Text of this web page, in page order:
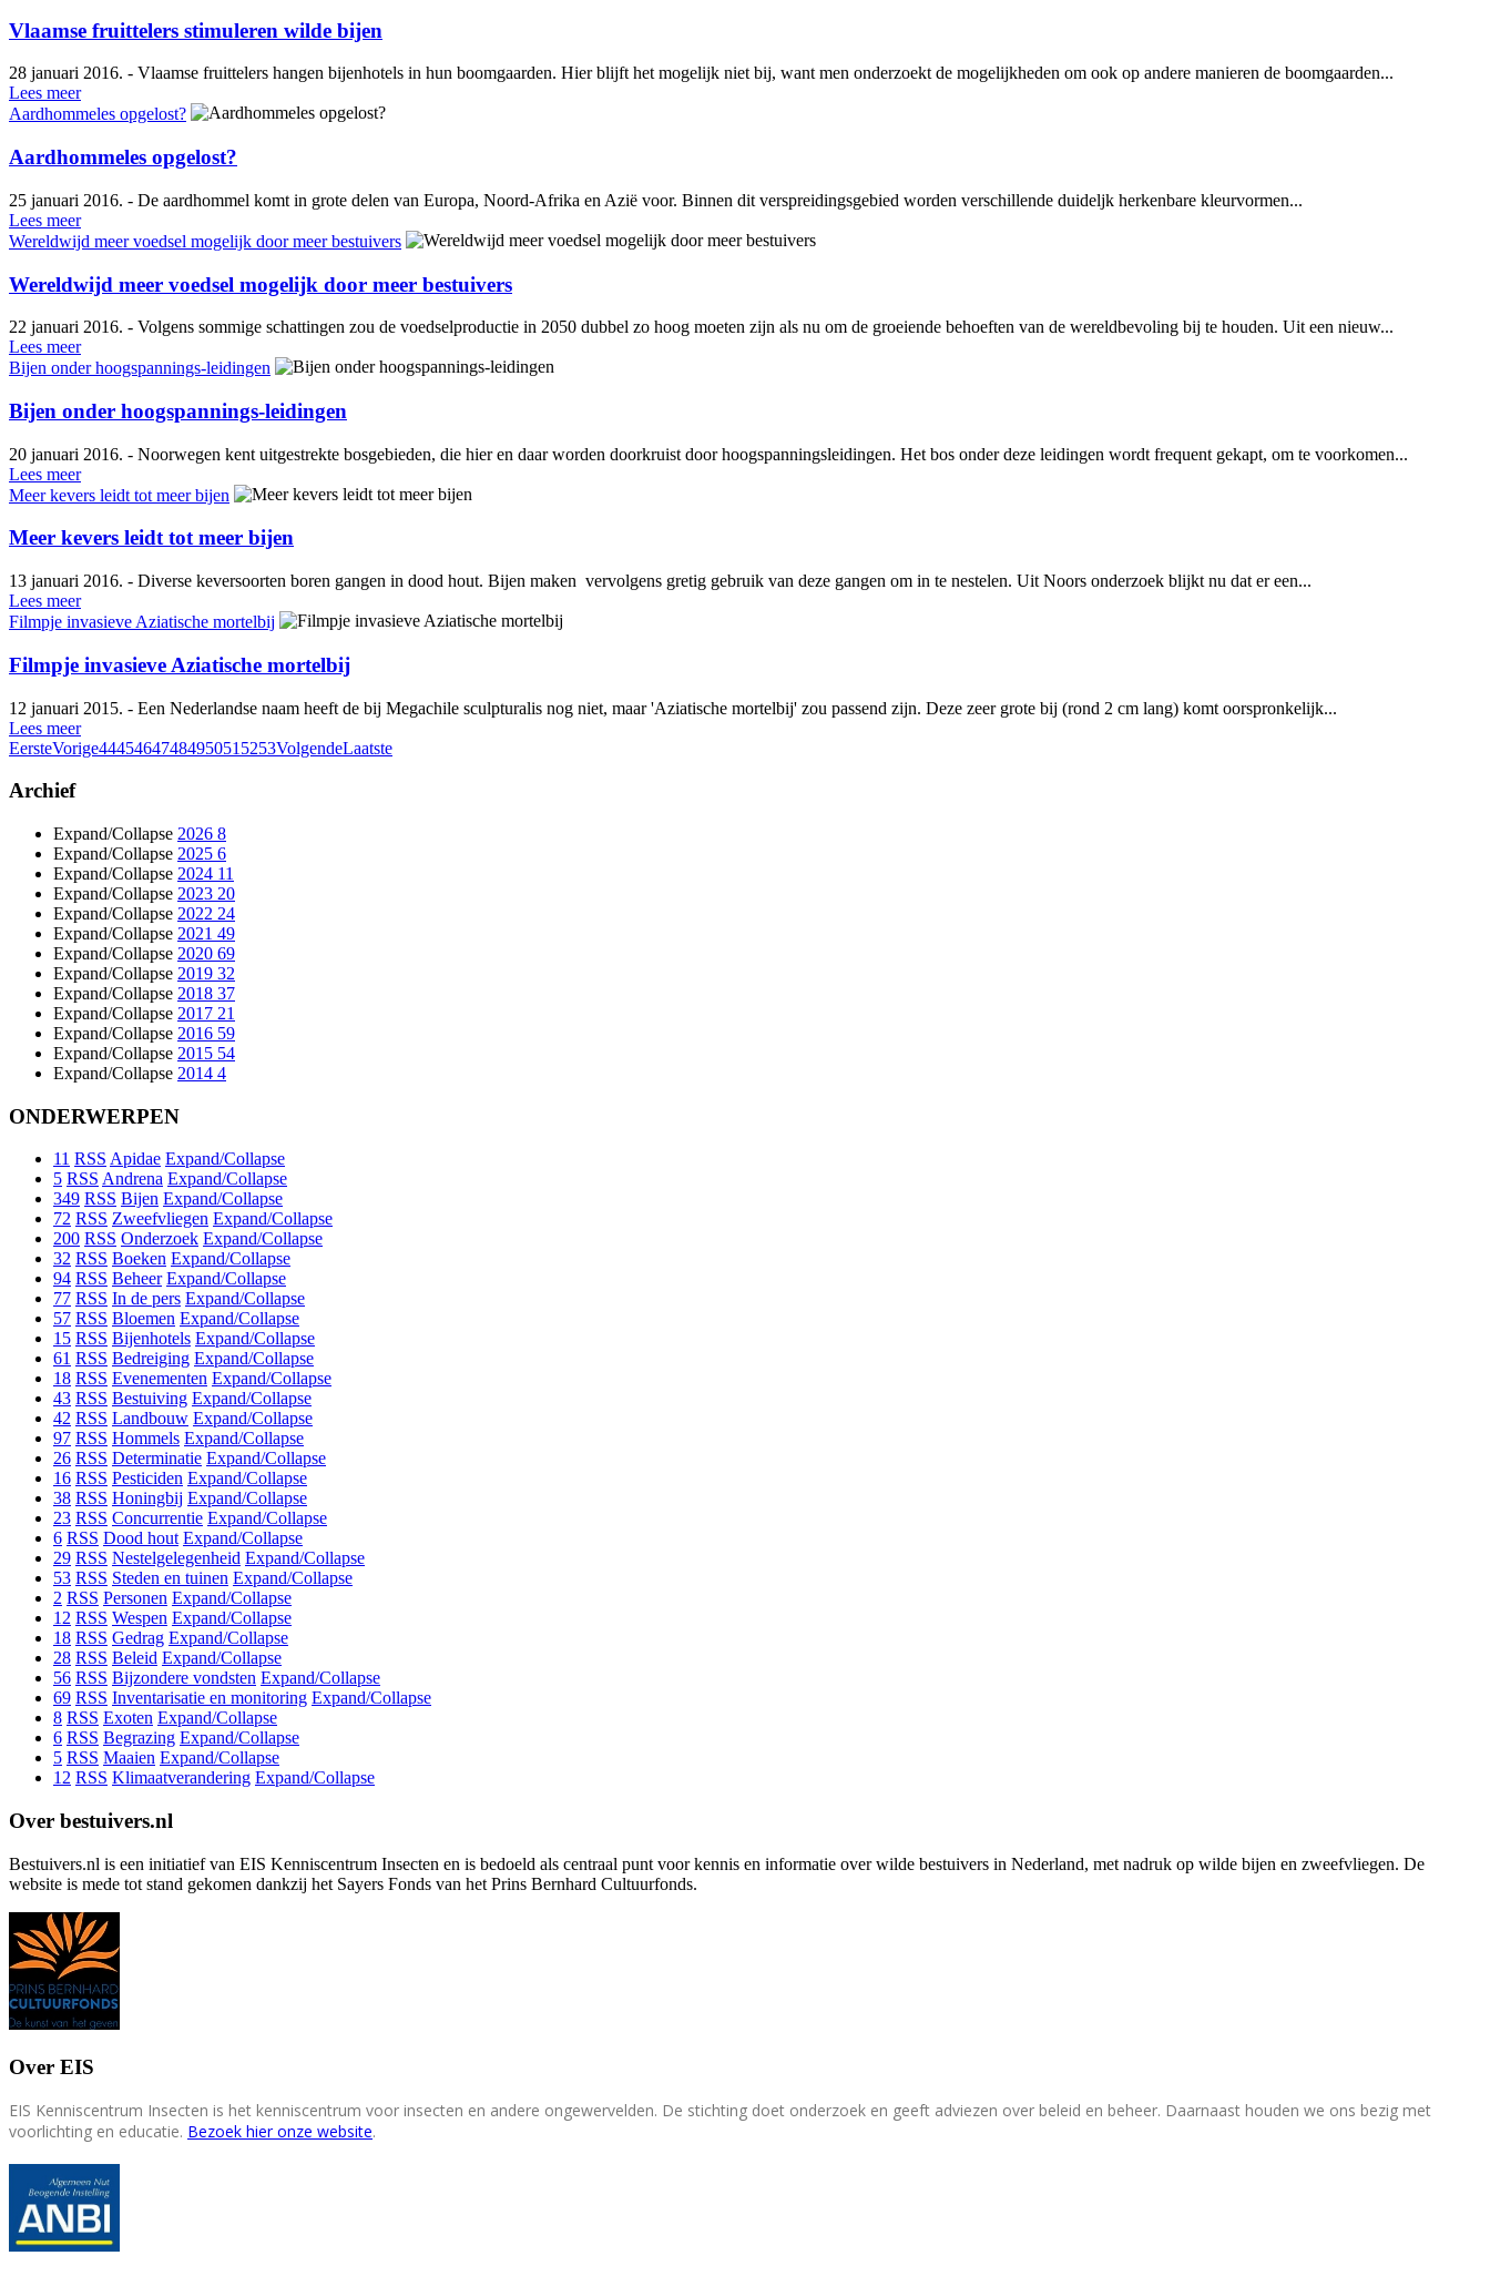
Vlaamse fruittelers stimuleren wilde bijen
28 januari 2016. - Vlaamse fruittelers hangen bijenhotels in hun boomgaarden. Hier blijft het mogelijk niet bij, want men onderzoekt de mogelijkheden om ook op andere manieren de boomgaarden...
Lees meer
Aardhommeles opgelost?
Aardhommeles opgelost?
25 januari 2016. - De aardhommel komt in grote delen van Europa, Noord-Afrika en Azië voor. Binnen dit verspreidingsgebied worden verschillende duideljk herkenbare kleurvormen...
Lees meer
Wereldwijd meer voedsel mogelijk door meer bestuivers
Wereldwijd meer voedsel mogelijk door meer bestuivers
22 januari 2016. - Volgens sommige schattingen zou de voedselproductie in 2050 dubbel zo hoog moeten zijn als nu om de groeiende behoeften van de wereldbevoling bij te houden. Uit een nieuw...
Lees meer
Bijen onder hoogspannings-leidingen
Bijen onder hoogspannings-leidingen
20 januari 2016. - Noorwegen kent uitgestrekte bosgebieden, die hier en daar worden doorkruist door hoogspanningsleidingen. Het bos onder deze leidingen wordt frequent gekapt, om te voorkomen...
Lees meer
Meer kevers leidt tot meer bijen
Meer kevers leidt tot meer bijen
13 januari 2016. - Diverse keversoorten boren gangen in dood hout. Bijen maken vervolgens gretig gebruik van deze gangen om in te nestelen. Uit Noors onderzoek blijkt nu dat er een...
Lees meer
Filmpje invasieve Aziatische mortelbij
Filmpje invasieve Aziatische mortelbij
12 januari 2015. - Een Nederlandse naam heeft de bij Megachile sculpturalis nog niet, maar 'Aziatische mortelbij' zou passend zijn. Deze zeer grote bij (rond 2 cm lang) komt oorspronkelijk...
Lees meer
EersteVorige4445464748495051 5253VolgendeLaatste
Archief
Expand/Collapse 2026 8
Expand/Collapse 2025 6
Expand/Collapse 2024 11
Expand/Collapse 2023 20
Expand/Collapse 2022 24
Expand/Collapse 2021 49
Expand/Collapse 2020 69
Expand/Collapse 2019 32
Expand/Collapse 2018 37
Expand/Collapse 2017 21
Expand/Collapse 2016 59
Expand/Collapse 2015 54
Expand/Collapse 2014 4
ONDERWERPEN
11 RSS Apidae Expand/Collapse
5 RSS Andrena Expand/Collapse
349 RSS Bijen Expand/Collapse
72 RSS Zweefvliegen Expand/Collapse
200 RSS Onderzoek Expand/Collapse
32 RSS Boeken Expand/Collapse
94 RSS Beheer Expand/Collapse
77 RSS In de pers Expand/Collapse
57 RSS Bloemen Expand/Collapse
15 RSS Bijenhotels Expand/Collapse
61 RSS Bedreiging Expand/Collapse
18 RSS Evenementen Expand/Collapse
43 RSS Bestuiving Expand/Collapse
42 RSS Landbouw Expand/Collapse
97 RSS Hommels Expand/Collapse
26 RSS Determinatie Expand/Collapse
16 RSS Pesticiden Expand/Collapse
38 RSS Honingbij Expand/Collapse
23 RSS Concurrentie Expand/Collapse
6 RSS Dood hout Expand/Collapse
29 RSS Nestelgelegenheid Expand/Collapse
53 RSS Steden en tuinen Expand/Collapse
2 RSS Personen Expand/Collapse
12 RSS Wespen Expand/Collapse
18 RSS Gedrag Expand/Collapse
28 RSS Beleid Expand/Collapse
56 RSS Bijzondere vondsten Expand/Collapse
69 RSS Inventarisatie en monitoring Expand/Collapse
8 RSS Exoten Expand/Collapse
6 RSS Begrazing Expand/Collapse
5 RSS Maaien Expand/Collapse
12 RSS Klimaatverandering Expand/Collapse
Over bestuivers.nl
Bestuivers.nl is een initiatief van EIS Kenniscentrum Insecten en is bedoeld als centraal punt voor kennis en informatie over wilde bestuivers in Nederland, met nadruk op wilde bijen en zweefvliegen. De
website is mede tot stand gekomen dankzij het Sayers Fonds van het Prins Bernhard Cultuurfonds.
Over EIS
EIS Kenniscentrum Insecten is het kenniscentrum voor insecten en andere ongewervelden. De stichting doet onderzoek en geeft adviezen over beleid en beheer. Daarnaast houden we ons bezig met
voorlichting en educatie. Bezoek hier onze website.